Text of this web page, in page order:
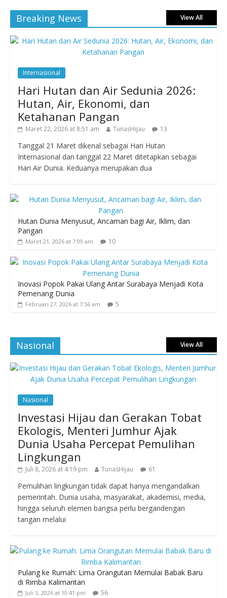
Breaking News View All
Internasional
Hari Hutan dan Air Sedunia 2026:
Hutan, Air, Ekonomi, dan
Ketahanan Pangan
Maret 22, 2026 at 8:51 am TunasHijau 13
Tanggal 21 Maret dikenal sebagai Hari Hutan
Internasional dan tanggal 22 Maret ditetapkan sebagai
Hari Air Dunia. Keduanya merupakan dua
Hutan Dunia Menyusut, Ancaman bagi Air, Iklim, dan
Pangan
Maret 21, 2026 at 7:09 am 10
Inovasi Popok Pakai Ulang Antar Surabaya Menjadi Kota
Pemenang Dunia
Februari 27, 2026 at 7:56 am 5
Nasional View All
Nasional
Investasi Hijau dan Gerakan Tobat
Ekologis, Menteri Jumhur Ajak
Dunia Usaha Percepat Pemulihan
Lingkungan
Juli 8, 2026 at 4:19 pm TunasHijau 61
Pemulihan lingkungan tidak dapat hanya mengandalkan
pemerintah. Dunia usaha, masyarakat, akademisi, media,
hingga seluruh elemen bangsa perlu bergandengan
tangan melalui
Pulang ke Rumah: Lima Orangutan Memulai Babak Baru
di Rimba Kalimantan
Juli 5, 2026 at 10:41 pm 56